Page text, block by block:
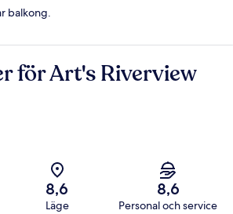
balkong.
för Art's Riverview
8,6
Läge
8,6
Personal och service